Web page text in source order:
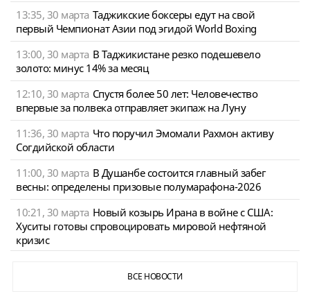
13:35, 30 марта Таджикские боксеры едут на свой
первый Чемпионат Азии под эгидой World Boxing
13:00, 30 марта В Таджикистане резко подешевело
золото: минус 14% за месяц
12:10, 30 марта Спустя более 50 лет: Человечество
впервые за полвека отправляет экипаж на Луну
11:36, 30 марта Что поручил Эмомали Рахмон активу
Согдийской области
11:00, 30 марта В Душанбе состоится главный забег
весны: определены призовые полумарафона-2026
10:21, 30 марта Новый козырь Ирана в войне с США:
Хуситы готовы спровоцировать мировой нефтяной
кризис
ВСЕ НОВОСТИ